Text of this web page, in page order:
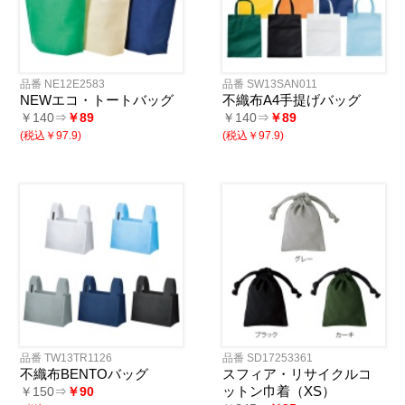
品番 NE12E2583
NEWエコ・トートバッグ
￥140⇒ ￥89
(税込￥97.9)
品番 SW13SAN011
不織布A4手提げバッグ
￥140⇒ ￥89
(税込￥97.9)
品番 TW13TR1126
不織布BENTOバッグ
￥150⇒ ￥90
品番 SD17253361
スフィア・リサイクルコ
ットン巾着（XS）